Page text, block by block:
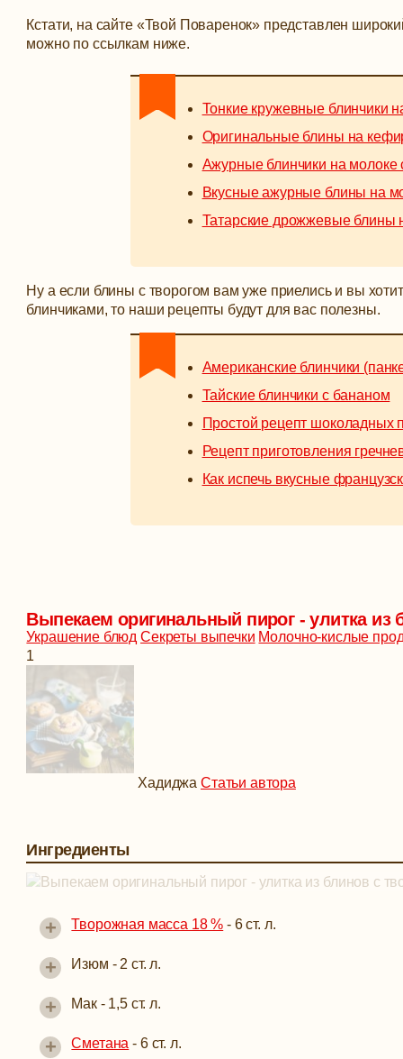
Кстати, на сайте «Твой Поваренок» представлен
можно по ссылкам ниже.
Тонкие кружевные блинчики
Оригинальные блины на
Ажурные блинчики на молоке
Вкусные ажурные блины на
Татарские дрожжевые блины
Ну а если блины с творогом вам уже приелись и вы
блинчиками, то наши рецепты будут для вас полезны.
Американские блинчики
Тайские блинчики с бананом
Простой рецепт шоколадных
Рецепт приготовления
Как испечь вкусные
Выпекаем оригинальный пирог - улитка из
Украшение блюд Секреты выпечки Молочно-кислые
1
Хадиджа Статьи автора
Ингредиенты
Творожная масса 18 % - 6 ст. л.
+
Изюм - 2 ст. л.
+
Мак - 1,5 ст. л.
+
Сметана - 6 ст. л.
+